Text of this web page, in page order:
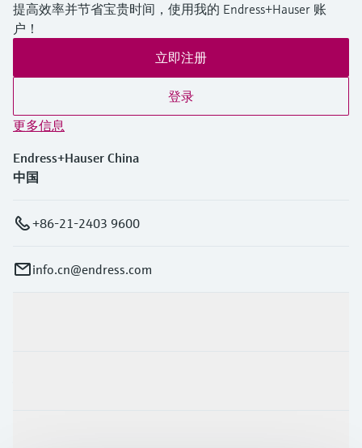
提高效率并节省宝贵时间，使用我的 Endress+Hauser 账
户！
立即注册
登录
更多信息
Endress+Hauser China
中国
+86-21-2403 9600
info.cn@endress.com